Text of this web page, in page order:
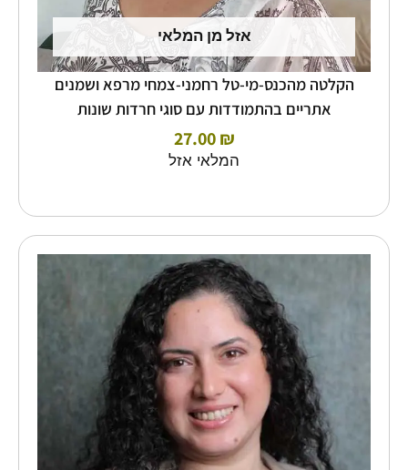
אזל מן המלאי
הקלטה מהכנס-מי-טל רחמני-צמחי מרפא ושמנים
אתריים בהתמודדות עם סוגי חרדות שונות
27.00₪
המלאי אזל